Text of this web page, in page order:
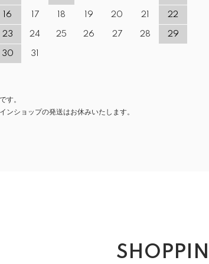
16 17 18 19 20 21 22
23 24 25 26 27 28 29
30 31
す。
ンショップの発送はお休みいたします。